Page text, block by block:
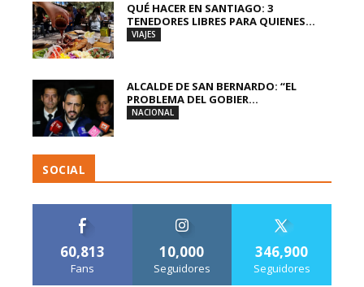
QUÉ HACER EN SANTIAGO: 3
TENEDORES LIBRES PARA QUIENES...
VIAJES
ALCALDE DE SAN BERNARDO: “EL
PROBLEMA DEL GOBIER...
NACIONAL
SOCIAL
60,813
Fans
10,000
Seguidores
346,900
Seguidores